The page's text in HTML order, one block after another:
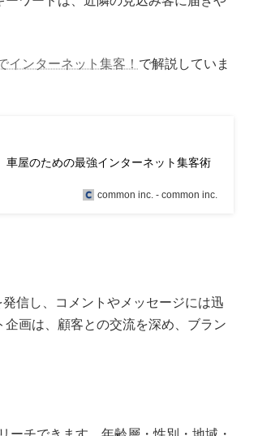
インターネット集客！ で解説していま
屋のための最強インターネット集客術
common inc. - common inc.
信し、コメントやメッセージには迅
画は、顧客との交流を深め、ブラン